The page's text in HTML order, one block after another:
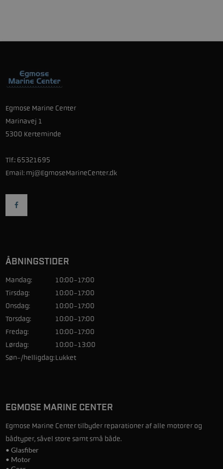
Egmose Marine Center
Marinavej 1
5300 Kerteminde
Tlf.: 65321695
Email: mj@EgmoseMarineCenter.dk
ÅBNINGSTIDER
Mandag:
10:00-17:00
Tirsdag:
10:00-17:00
Onsdag:
10:00-17:00
Torsdag:
10:00-17:00
Fredag:
10:00-17:00
Lørdag:
10:00-13:00
Søn-/helligdag:Lukket
EGMOSE MARINE CENTER
Egmose Marine Center tilbyder reparationer af alle motorer og
bådtyper, såvel store samt små både.
• Glasfiber
• Motor